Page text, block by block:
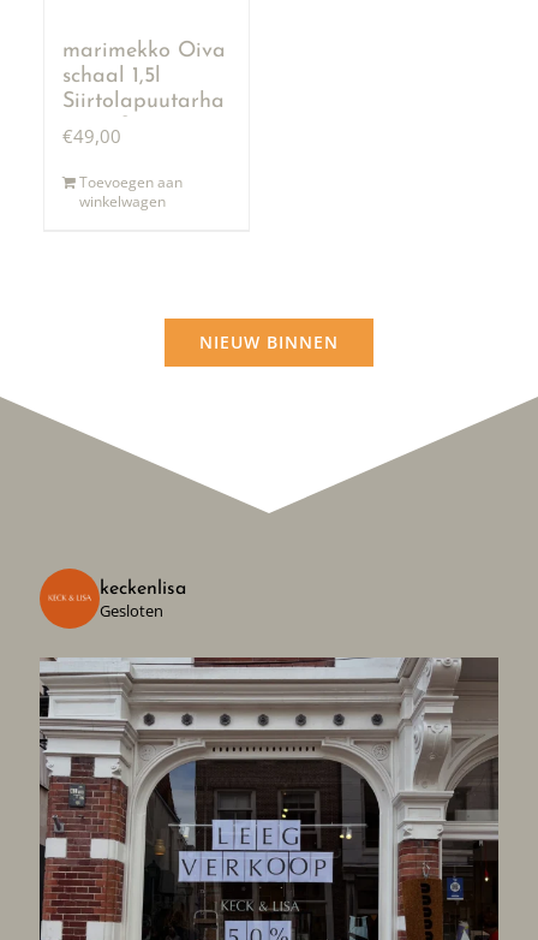
marimekko Oiva
schaal 1,5l
Siirtolapuutarha
terra & zwart
€49,00
Toevoegen aan
winkelwagen
NIEUW BINNEN
keckenlisa
Gesloten